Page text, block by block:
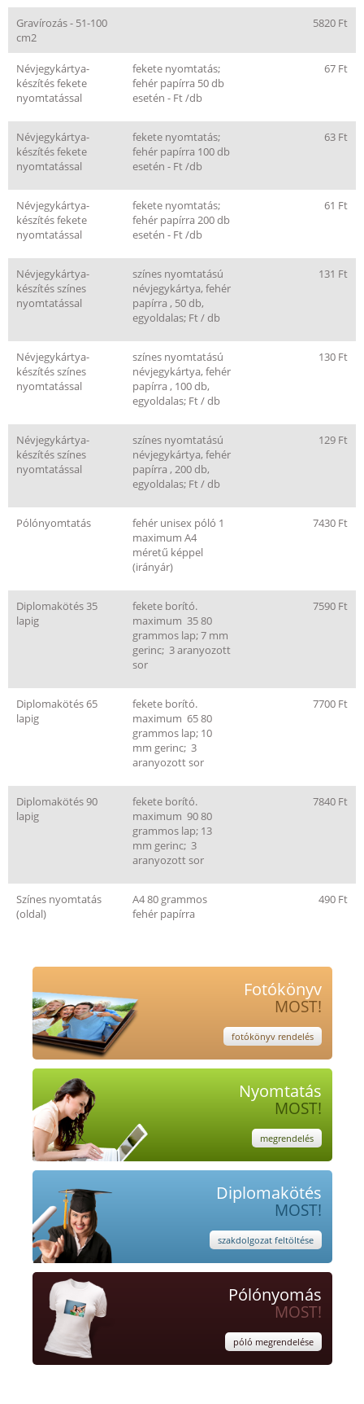
Gravírozás - 51-100
cm2
5820 Ft
Névjegykártya-
készítés fekete
nyomtatással
fekete nyomtatás;
fehér papírra 50 db
esetén - Ft /db
67 Ft
Névjegykártya-
készítés fekete
nyomtatással
fekete nyomtatás;
fehér papírra 100 db
esetén - Ft /db
63 Ft
Névjegykártya-
készítés fekete
nyomtatással
fekete nyomtatás;
fehér papírra 200 db
esetén - Ft /db
61 Ft
Névjegykártya-
készítés színes
nyomtatással
színes nyomtatású
névjegykártya, fehér
papírra , 50 db,
egyoldalas; Ft / db
131 Ft
Névjegykártya-
készítés színes
nyomtatással
színes nyomtatású
névjegykártya, fehér
papírra , 100 db,
egyoldalas; Ft / db
130 Ft
Névjegykártya-
készítés színes
nyomtatással
színes nyomtatású
névjegykártya, fehér
papírra , 200 db,
egyoldalas; Ft / db
129 Ft
Pólónyomtatás
fehér unisex póló 1
maximum A4
méretű képpel
(irányár)
7430 Ft
Diplomakötés 35
lapig
fekete borító.
maximum 35 80
grammos lap; 7 mm
gerinc; 3 aranyozott
sor
7590 Ft
Diplomakötés 65
lapig
fekete borító.
maximum 65 80
grammos lap; 10
mm gerinc; 3
aranyozott sor
7700 Ft
Diplomakötés 90
lapig
fekete borító.
maximum 90 80
grammos lap; 13
mm gerinc; 3
aranyozott sor
7840 Ft
Színes nyomtatás
(oldal)
A4 80 grammos
fehér papírra
490 Ft
Fotókönyv
MOST!
fotókönyv rendelés
Nyomtatás
MOST!
megrendelés
Diplomakötés
MOST!
szakdolgozat feltöltése
Pólónyomás
MOST!
póló megrendelése